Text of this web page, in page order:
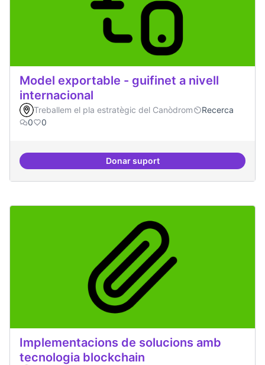
Model exportable - guifinet a nivell
internacional
Treballem el pla estratègic del Canòdrom
Recerca
0
0
Donar suportModel exportable - guifinet a
Implementacions de solucions amb
tecnologia blockchain